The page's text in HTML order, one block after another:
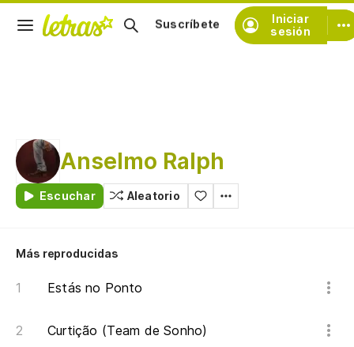
Iniciar
sesión
Suscríbete
Anselmo Ralph
Escuchar Aleatorio
Más reproducidas
Estás no Ponto
Curtição (Team de Sonho)